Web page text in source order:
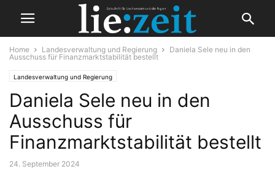
Home Landesverwaltung und Regierung
Daniela Sele neu in den
Ausschuss für Finanzmarktstabilität bestellt
Landesverwaltung und Regierung
Daniela Sele neu in den
Ausschuss für
Finanzmarktstabilität bestellt
24. September 2024